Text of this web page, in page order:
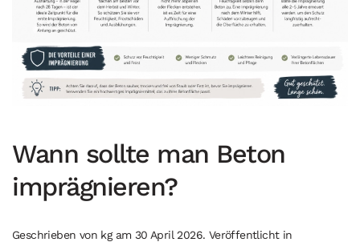
Wann sollte man Beton
imprägnieren?
Geschrieben von kgam 30 April 2026. Veröffentlicht in